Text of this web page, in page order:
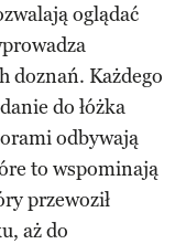
oglądać
doznań. Każdego
do łóżka
odbywają
to wspominają
przewoził
aż do